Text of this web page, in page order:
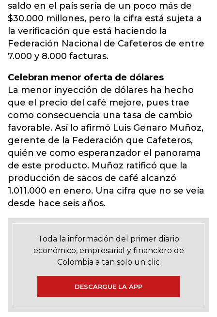
saldo en el país sería de un poco más de
$30.000 millones, pero la cifra está sujeta a
la verificación que está haciendo la
Federación Nacional de Cafeteros de entre
7.000 y 8.000 facturas.
Celebran menor oferta de dólares
La menor inyección de dólares ha hecho
que el precio del café mejore, pues trae
como consecuencia una tasa de cambio
favorable. Así lo afirmó Luis Genaro Muñoz,
gerente de la Federación que Cafeteros,
quién ve como esperanzador el panorama
de este producto. Muñoz ratificó que la
producción de sacos de café alcanzó
1.011.000 en enero. Una cifra que no se veía
desde hace seis años.
Toda la información del primer diario
económico, empresarial y financiero de
Colombia a tan solo un clic
DESCARGUE LA APP